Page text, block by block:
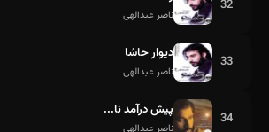
32
ناصر عبدالهی
33 دیوار حاشا
ناصر عبدالهی
34 پیش درآمد نا...
ناصر عبدالهی